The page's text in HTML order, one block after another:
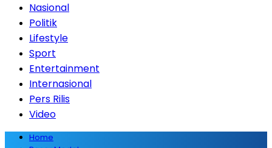
Nasional
Politik
Lifestyle
Sport
Entertainment
Internasional
Pers Rilis
Video
Home